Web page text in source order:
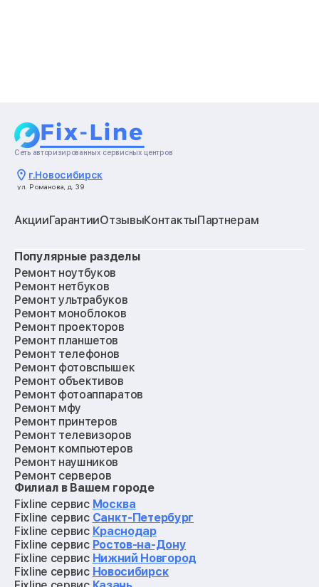
Сеть авторизированных сервисных центров
г.Новосибирск
ул. Романова, д. 39
АкцииГарантииОтзывыКонтактыПартнерам
Популярные разделы
Ремонт ноутбуков
Ремонт нетбуков
Ремонт ультрабуков
Ремонт моноблоков
Ремонт проекторов
Ремонт планшетов
Ремонт телефонов
Ремонт фотовспышек
Ремонт объективов
Ремонт фотоаппаратов
Ремонт мфу
Ремонт принтеров
Ремонт телевизоров
Ремонт компьютеров
Ремонт наушников
Ремонт серверов
Ремонт мониторов
Ремонт квадрокоптеров
Ремонт электросамокатов
Ремонт материнских плат
Ремонт видеокарт
Ремонт кофемашин
Ремонт vr систем
Ремонт игровых приставок
Филиал в Вашем городе
Fixline сервис Москва
Fixline сервис Санкт-Петербург
Fixline сервис Краснодар
Fixline сервис Ростов-на-Дону
Fixline сервис Нижний Новгород
Fixline сервис Новосибирск